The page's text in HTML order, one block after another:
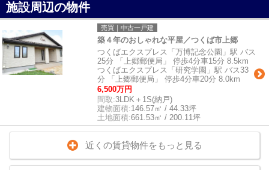
施設周辺の物件
売買｜中古一戸建
築４年のおしゃれな平屋／つくば市上郷
つくばエクスプレス「万博記念公園」駅 バス
25分 「上郷郵便局」 停歩4分車15分 8.5km
つくばエクスプレス「研究学園」駅 バス33
分 「上郷郵便局」 停歩4分車20分 8.0km
6,500万円
間取:3LDK＋1S(納戸)
建物面積:146.57㎡ / 44.33坪
土地面積:661.53㎡ / 200.11坪
近くの賃貸物件をもっと見る